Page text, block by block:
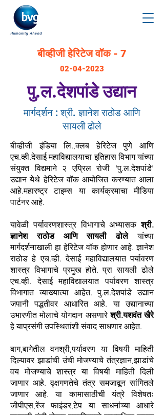
बीव्हीजी हेरिटेज वॉक - 7
02-04-2023
पु.ल.देशपांडे उद्यान
मार्गदर्शन :श्री. ज्ञानेश राठोड आणि
सायली ढोले
बीव्हीजी इंडिया लि.,क्लब हेरिटेज पुणे आणि
एच.व्ही.देसाई महाविद्यालयाचा इतिहास विभाग यांच्या
संयुक्त विद्यमाने २ एप्रिल रोजी 'पु.ल.देशपांडे'
उद्यान येथे हेरिटेज वॉक आयोजित करण्यात आला
आहे.महारष्ट्र टाइम्स या कार्यक्रमाचा मीडिया
पार्टनर आहे.
यावेळी पर्यावरणशास्त्र विभागाचे अभ्यासकश्री.
ज्ञानेश राठोड आणि सायली ढोलेयांच्या
मार्गदर्शनाखाली हा हेरिटेज वॉक होणार आहे. ज्ञानेश
राठोड हे एच.व्ही. देसाई महाविद्यालयात पर्यावरण
शास्त्र विभागाचे प्रमुख होते. प्रा सायली ढोले
एच.व्ही. देसाई महाविद्यालयात पर्यावरण शास्त्र
विभागात व्याख्यात्या आहेत. पु.ल.देशपांडे उद्यान
जपानी पद्धतीवर आधारित आहे. या उद्यानाच्या
उभारणीत मोलाचे योगदान असणारेश्री.यशवंत खैरे
हे याप्रसंगी उपस्थितांशी संवाद साधणार आहेत.
बाग,बागेतील वनश्री,पर्यावरण या विषयी माहिती
दिल्यावर झाडांची उंची मोजण्याचे तंत्रज्ञान,झाडांचे
वय मोजण्याचे शास्त्र या विषयी माहिती दिली
जाणार आहे. वृक्षगणतेचे तंत्र समजावून सांगितले
जाणार आहे. या कामासाठीची यंत्रे विशेषतः
जीपीएस,रेंज फाइंडर,टेप या साधनांच्या आधारे